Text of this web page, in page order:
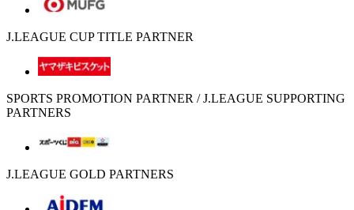
J.LEAGUE CUP TITLE PARTNER
SPORTS PROMOTION PARTNER / J.LEAGUE SUPPORTING
PARTNERS
J.LEAGUE GOLD PARTNERS